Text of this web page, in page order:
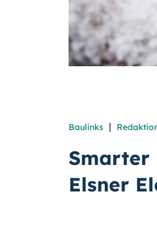
Baulinks |
Smarter
Elsner